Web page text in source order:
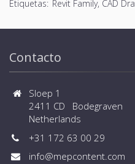
Etiquetas: Revit Family, CAD
Contacto
Sloep 1
2411 CD Bodegraven
Netherlands
+31 172 63 00 29
info@mepcontent.com